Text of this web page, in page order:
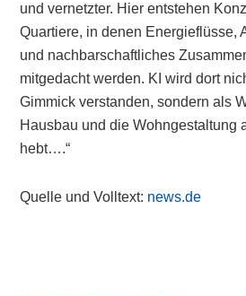
und vernetzter. Hier entstehen
Quartiere, in denen Energieflüsse,
und nachbarschaftliches
mitgedacht werden. KI wird dort
Gimmick verstanden, sondern als
Hausbau und die Wohngestaltung
hebt….“
Quelle und Volltext: news.de